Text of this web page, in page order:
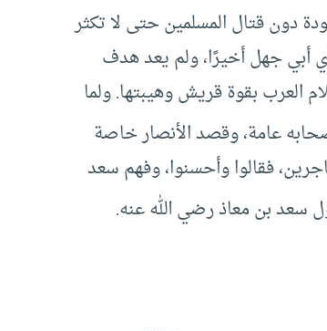
دون قتال المسلمين حتى لا تكثر
أبي جهل أخيرًا، ولم يعد هدف
العرب بقوة قريش وهيبتها. ولما
عامة، وقصد الأنصار خاصة
فقالوا وأحسنوا، وفهم سعد
سعد بن معاذ رضي الله عنه.